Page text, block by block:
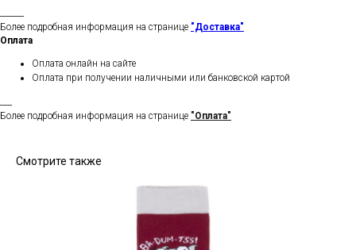
Более подробная информация на странице "Доставка"
Оплата
Оплата онлайн на сайте
Оплата при получении наличными или банковской картой
Более подробная информация на странице "Оплата"
Смотрите также